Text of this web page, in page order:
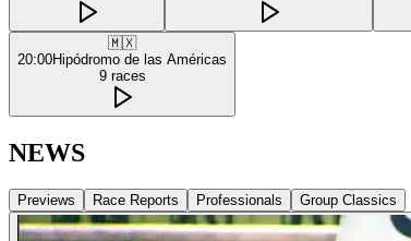
🇲🇽
20:00Hipódromo de las Américas
9 races
NEWS
Previews Race Reports Professionals Group Classics